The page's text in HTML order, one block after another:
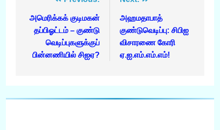
navigation
அமெரிக்கக் குடிமகன்
தப்பிஓட்டம் – குண்டு
வெடிப்புகளுக்குப்
பின்னணியில் சிஐஏ?
அஹமதாபாத்
குண்டுவெடிப்பு: சிபிஐ
விசாரணை கோரி
ஏ.ஐ.எம்.எம்.எம்!